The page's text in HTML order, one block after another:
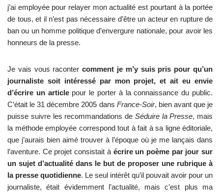
j’ai employée pour relayer mon actualité est pourtant à la portée
de tous, et il n’est pas nécessaire d’être un acteur en rupture de
ban ou un homme politique d’envergure nationale, pour avoir les
honneurs de la presse.
Je vais vous racontercomment je m’y suis pris pour qu’un
journaliste soit intéressé par mon projet, et ait eu envie
d’écrire un articlepour le porter à la connaissance du public.
C’était le 31 décembre 2005 dans France-Soir, bien avant que je
puisse suivre les recommandations de Séduire la Presse, mais
la méthode employée correspond tout à fait à sa ligne éditoriale,
que j’aurais bien aimé trouver à l’époque où je me lançais dans
l’aventure. Ce projet consistait à écrire un poème par jour sur
un sujet d’actualité dans le but de proposer une rubrique à
la presse quotidienne. Le seul intérêt qu’il pouvait avoir pour un
journaliste, était évidemment l’actualité, mais c’est plus ma